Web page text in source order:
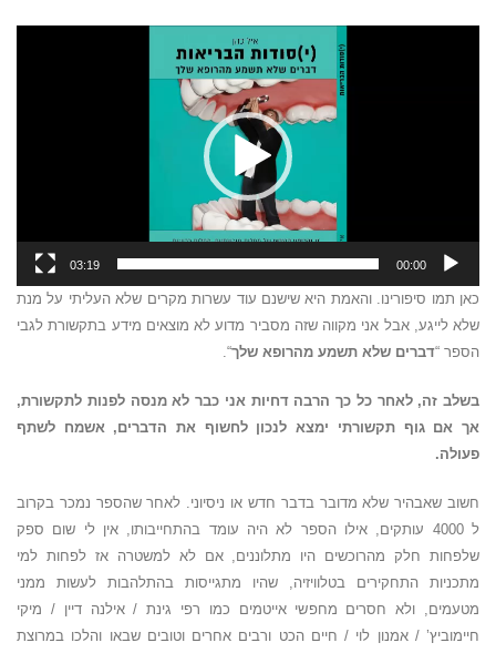
00:00
03:19
כאן תמו סיפורינו. והאמת היא שישנם עוד עשרות מקרים שלא העליתי על מנת
שלא לייגע, אבל אני מקווה שזה מסביר מדוע לא מוצאים מידע בתקשורת לגבי
הספר “דברים שלא תשמע מהרופא שלך“.
בשלב זה, לאחר כל כך הרבה דחיות אני כבר לא מנסה לפנות לתקשורת,
אך אם גוף תקשורתי ימצא לנכון לחשוף את הדברים, אשמח לשתף
פעולה.
חשוב שאבהיר שלא מדובר בדבר חדש או ניסיוני. לאחר שהספר נמכר בקרוב
ל 4000 עותקים, אילו הספר לא היה עומד בהתחייבותו, אין לי שום ספק
שלפחות חלק מהרוכשים היו מתלוננים, אם לא למשטרה אז לפחות למי
מתכניות התחקירים בטלוויזיה, שהיו מתגייסות בהתלהבות לעשות ממני
מטעמים, ולא חסרים מחפשי אייטמים כמו רפי גינת / אילנה דיין / מיקי
חיימוביץ’ / אמנון לוי / חיים הכט ורבים אחרים וטובים שבאו והלכו במרוצת